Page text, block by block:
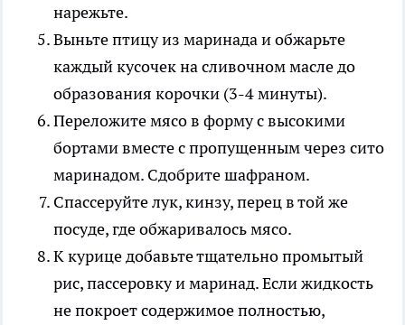
нарежьте.
Выньте птицу из маринада и обжарьте
каждый кусочек на сливочном масле до
образования корочки (3-4 минуты).
Переложите мясо в форму с высокими
бортами вместе с пропущенным через сито
маринадом. Сдобрите шафраном.
Спассеруйте лук, кинзу, перец в той же
посуде, где обжаривалось мясо.
К курице добавьте тщательно промытый
рис, пассеровку и маринад. Если жидкость
не покроет содержимое полностью,